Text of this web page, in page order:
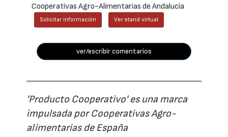
Cooperativas Agro-Alimentarias de Andalucía
Solicitar información Ver stand virtual
ver/escribir comentarios
'Producto Cooperativo' es una marca
impulsada por Cooperativas Agro-
alimentarias de España